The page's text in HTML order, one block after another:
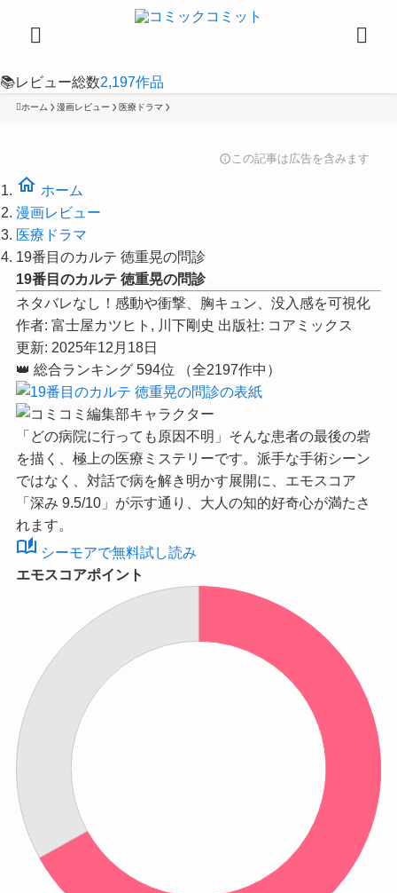
📚レビュー総数2,197作品
ホーム 漫画レビュー 医療ドラマ
infoこの記事は広告を含みます
home ホーム
漫画レビュー
医療ドラマ
19番目のカルテ 徳重晃の問診
19番目のカルテ 徳重晃の問診
ネタバレなし！感動や衝撃、胸キュン、没入感を可視化
作者: 富士屋カツヒト, 川下剛史 出版社: コアミックス
更新: 2025年12月18日
👑 総合ランキング 594位 （全2197作中）
「どの病院に行っても原因不明」そんな患者の最後の砦
を描く、極上の医療ミステリーです。派手な手術シーン
ではなく、対話で病を解き明かす展開に、 エモスコア
「深み 9.5/10」 が示す通り、大人の知的好奇心が満たさ
れます。
auto_stories シーモアで無料試し読み
エモスコアポイント